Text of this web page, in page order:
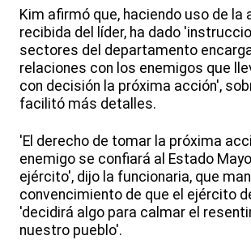
Kim afirmó que, haciendo uso de la
recibida del líder, ha dado
sectores del departamento
relaciones con los enemigos que
con decisión la próxima acción',
facilitó más detalles.
'El derecho de tomar la próxima
enemigo se confiará al Estado
ejército', dijo la funcionaria, que
convencimiento de que el ejército
'decidirá algo para calmar el
nuestro pueblo'.